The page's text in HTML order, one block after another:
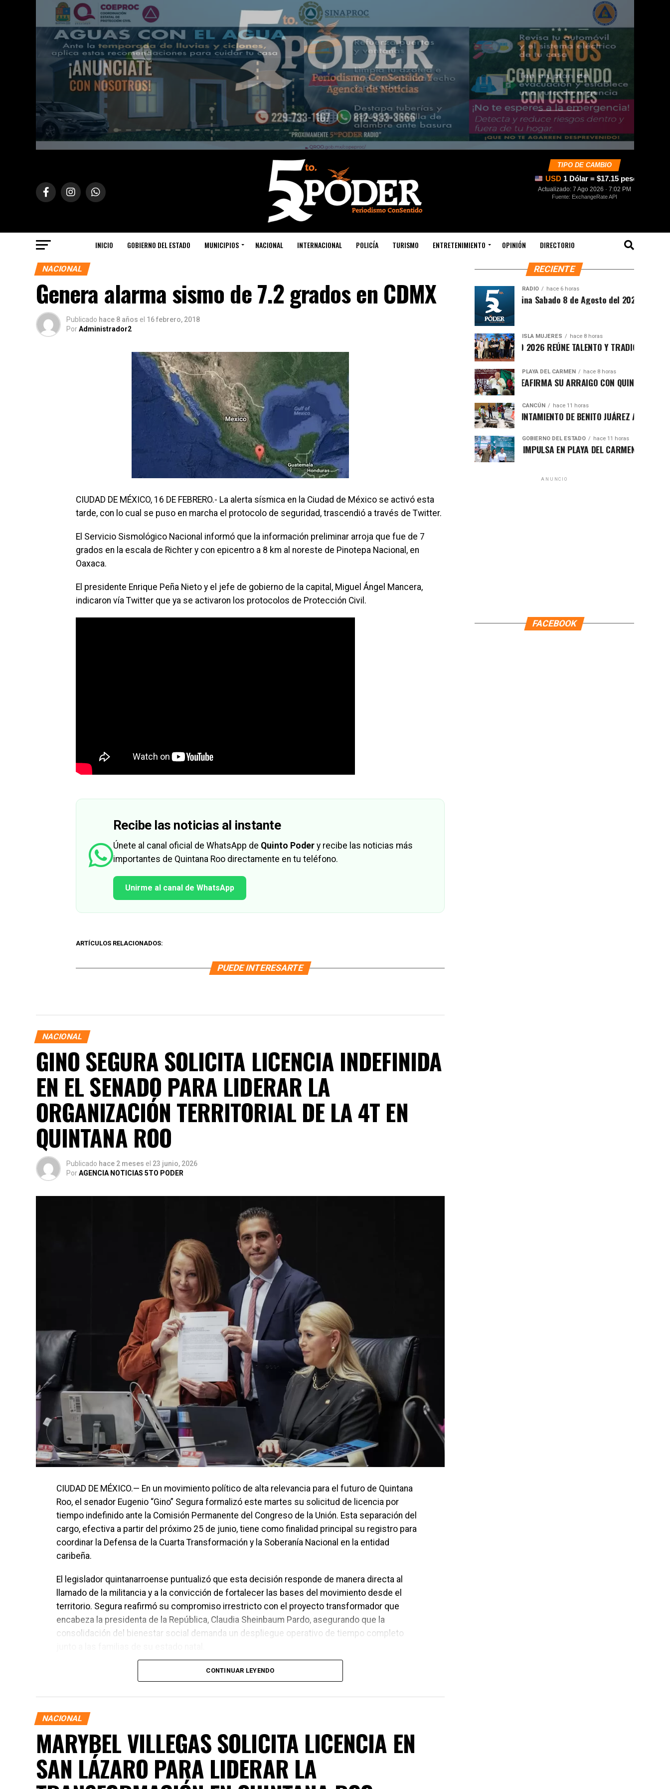
TIPO DE CAMBIO
USD 1 Dólar = $17.15 pesos
Actualizado: 7 Ago 2026 · 7:02 PM
Fuente: ExchangeRate API
INICIO GOBIERNO DEL ESTADO MUNICIPIOS NACIONAL INTERNACIONAL POLICÍA TURISMO ENTRETENIMIENTO OPINIÓN DIRECTORIO
NACIONAL
Genera alarma sismo de 7.2 grados en CDMX
Publicado hace 8 años el 16 febrero, 2018
PorAdministrador2
CIUDAD DE MÉXICO, 16 DE FEBRERO.- La alerta sísmica en la Ciudad de México se activó esta
tarde, con lo cual se puso en marcha el protocolo de seguridad, trascendió a través de Twitter.
El Servicio Sismológico Nacional informó que la información preliminar arroja que fue de 7
grados en la escala de Richter y con epicentro a 8 km al noreste de Pinotepa Nacional, en
Oaxaca.
El presidente Enrique Peña Nieto y el jefe de gobierno de la capital, Miguel Ángel Mancera,
indicaron vía Twitter que ya se activaron los protocolos de Protección Civil.
Recibe las noticias al instante
Únete al canal oficial de WhatsApp de Quinto Poder y recibe las noticias más
importantes de Quintana Roo directamente en tu teléfono.
Unirme al canal de WhatsApp
ARTÍCULOS RELACIONADOS:
PUEDE INTERESARTE
NACIONAL
GINO SEGURA SOLICITA LICENCIA INDEFINIDA
EN EL SENADO PARA LIDERAR LA
ORGANIZACIÓN TERRITORIAL DE LA 4T EN
QUINTANA ROO
Publicado hace 2 meses el 23 junio, 2026
PorAGENCIA NOTICIAS 5TO PODER
CIUDAD DE MÉXICO.— En un movimiento político de alta relevancia para el futuro de Quintana
Roo, el senador Eugenio “Gino” Segura formalizó este martes su solicitud de licencia por
tiempo indefinido ante la Comisión Permanente del Congreso de la Unión. Esta separación del
cargo, efectiva a partir del próximo 25 de junio, tiene como finalidad principal su registro para
coordinar la Defensa de la Cuarta Transformación y la Soberanía Nacional en la entidad
caribeña.
El legislador quintanarroense puntualizó que esta decisión responde de manera directa al
llamado de la militancia y a la convicción de fortalecer las bases del movimiento desde el
territorio. Segura reafirmó su compromiso irrestricto con el proyecto transformador que
encabeza la presidenta de la República, Claudia Sheinbaum Pardo, asegurando que la
consolidación del bienestar social demanda un despliegue operativo de tiempo completo
CONTINUAR LEYENDO
NACIONAL
MARYBEL VILLEGAS SOLICITA LICENCIA EN
SAN LÁZARO PARA LIDERAR LA
RECIENTE
RADIO hace 6 horas
Síntesis Matutina Sabado 8 de Agosto del 2026
ISLA MUJERES hace 8 horas
CEVICHE ISLEÑO 2026 REÚNE TALENTO Y TRADICIÓN EN ISLA
PLAYA DEL CARMEN hace 8 horas
RAFA MARÍN REAFIRMA SU ARRAIGO CON QUINTANA ROO Y
CANCÚN hace 11 horas
FORTALECE AYUNTAMIENTO DE BENITO JUÁREZ ACCIONES
GOBIERNO DEL ESTADO hace 11 horas
MARA LEZAMA IMPULSA EN PLAYA DEL CARMEN EL PRIMER
ANUNCIO
FACEBOOK